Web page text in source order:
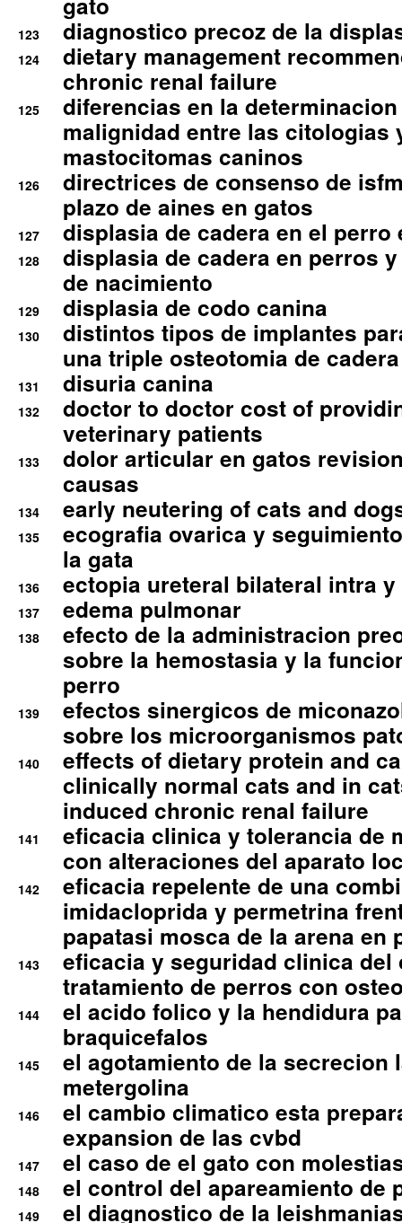
123 diagnostico precoz de la
124
dietary management
chronic renal failure
125
diferencias en la
malignidad entre las citologias
mastocitomas caninos
126
directrices de consenso de
plazo de aines en gatos
127 displasia de cadera en el perro
128
displasia de cadera en perros
de nacimiento
129 displasia de codo canina
130
distintos tipos de implantes
una triple osteotomia de cadera
131 disuria canina
132
doctor to doctor cost of
veterinary patients
133
dolor articular en gatos
causas
134 early neutering of cats and
135
ecografia ovarica y
la gata
136 ectopia ureteral bilateral intra
137 edema pulmonar
138
efecto de la administracion
sobre la hemostasia y la
perro
139
efectos sinergicos de
sobre los microorganismos
140
effects of dietary protein and
clinically normal cats and in
induced chronic renal failure
141
eficacia clinica y tolerancia de
con alteraciones del aparato
142
eficacia repelente de una
imidacloprida y permetrina
papatasi mosca de la arena en
143
eficacia y seguridad clinica del
tratamiento de perros con
144
el acido folico y la hendidura
braquicefalos
145
el agotamiento de la secrecion
metergolina
146
el cambio climatico esta
expansion de las cvbd
147 el caso de el gato con
148 el control del apareamiento de
149 el diagnostico de la